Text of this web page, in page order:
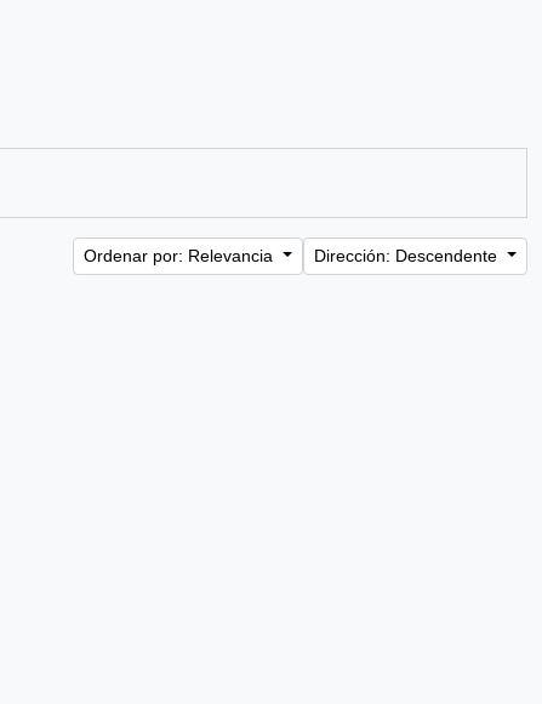
Ordenar por: Relevancia Dirección: Descendente